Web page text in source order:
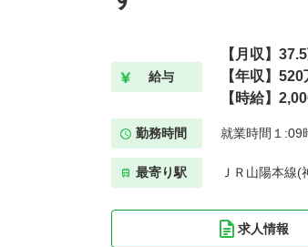
給与
【月収】
【年収】
【時給】
勤務時間 就業時間１:09
最寄り駅 ＪＲ山陽本線
求人情報